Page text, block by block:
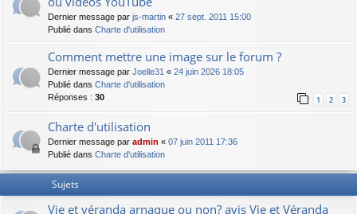
Dernier message par js-martin « 27 sept. 2011 15:00
Publié dans Charte d'utilisation
Comment mettre une image sur le forum ?
Dernier message par Joelle31 « 24 juin 2026 18:05
Publié dans Charte d'utilisation
Réponses : 30 1 2 3
Charte d'utilisation
Dernier message par admin « 07 juin 2011 17:36
Publié dans Charte d'utilisation
Sujets
Vie et véranda arnaque ou non? avis Vie et Véranda